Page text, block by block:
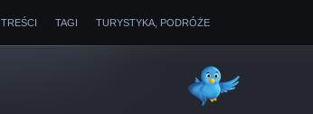
TAGI TURYSTYKA, PODRÓŻE